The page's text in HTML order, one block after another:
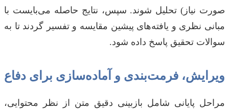
صورت نیاز) تحلیل شوند. سپس، نتایج حاصله می‌بایست با
مبانی نظری و یافته‌های پیشین مقایسه و تفسیر گردند تا به
سوالات تحقیق پاسخ داده شود.
ویرایش، فرمت‌بندی و آماده‌سازی برای دفاع
مراحل پایانی شامل بازبینی دقیق متن از نظر محتوایی،